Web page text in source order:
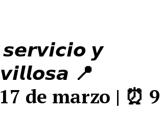
𝙮
📍
de marzo | ⏰ 9